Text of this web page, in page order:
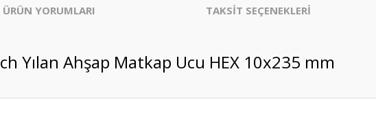
ÜRÜN YORUMLARI TAKSİT SEÇENEKLERİ
Yılan Ahşap Matkap Ucu HEX 10x235 mm